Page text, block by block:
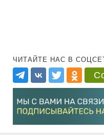
ЧИТАЙТЕ НАС В